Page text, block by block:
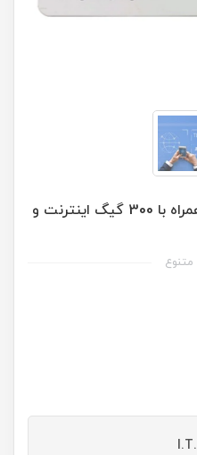
سیم کارت TD-LTE ایرانسل همراه با 300 گیگ اینترنت و
متنوع